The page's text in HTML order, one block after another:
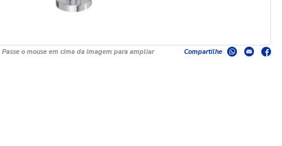
Passe o mouse em cima da imagem para ampliar Compartilhe